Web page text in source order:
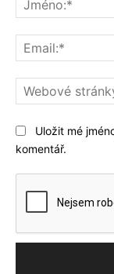
Uložit mé
komentář.